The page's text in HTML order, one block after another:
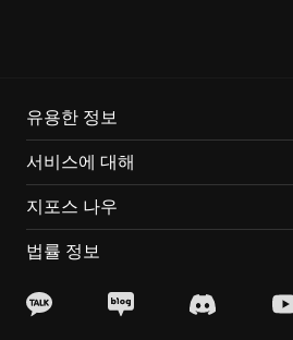
로 가득합니다. 다음 요소들은 당신
다.
캐시 레인의 아픔과 성장을 섬세하
토리, 그리고 예상치 못한 반전
몽환적인 분위기를 자아내는 사운
단순한 퍼즐을 넘어, 진실을 밝히
유용한 정보
서비스에 대해
지포스 나우
법률 정보